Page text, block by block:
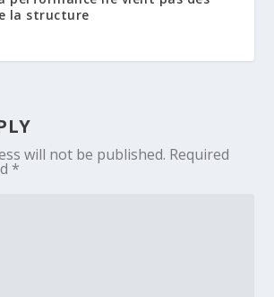
la structure
will not be published. Required
*